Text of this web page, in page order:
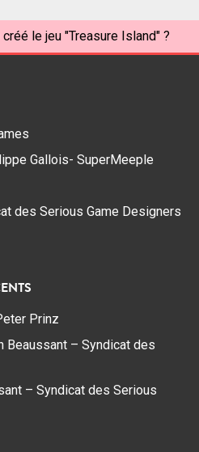
créé le jeu "Treasure Island" ?
Gallois- SuperMeeple
des Serious Game Designers
Prinz
Beaussant – Syndicat des
– Syndicat des Serious